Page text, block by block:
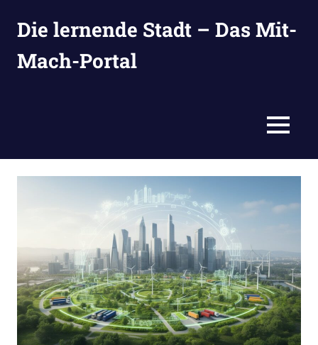
InhaltDie lernende Stadt – Das Mit-
Mach-Portal
MENÜ